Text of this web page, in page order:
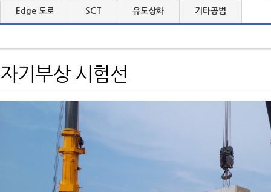
Edge 도로 SCT 유도상화 기타공법
자기부상 시험선